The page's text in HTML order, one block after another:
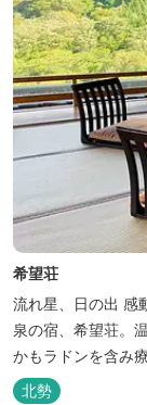
希望荘
流れ星、日の出 感
泉の宿、希望荘。
かもラドンを含み
に、ご宿泊はもち
北勢